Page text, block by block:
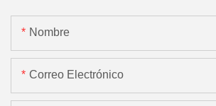
Nombre
Correo Electrónico